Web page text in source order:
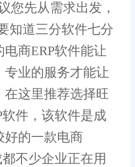
您先从需求出发，
知道三分软件七分
商ERP软件能让
专业的服务才能让
在这里推荐选择旺
软件，该软件是成
好的一款电商
不少企业正在用